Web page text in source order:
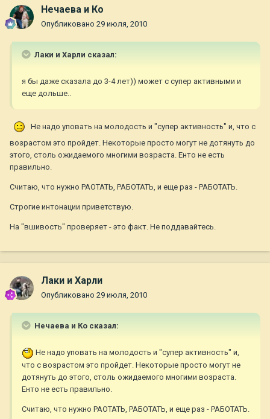
Нечаева и Ко
Опубликовано 29 июля, 2010
Лаки и Харли сказал:
я бы даже сказала до 3-4 лет)) может с супер активными и
еще дольше..
Не надо уповать на молодость и "супер активность" и, что с
возрастом это пройдет. Некоторые просто могут не дотянуть до
этого, столь ожидаемого многими возраста. Енто не есть
правильно.
Считаю, что нужно РАОТАТЬ, РАБОТАТЬ, и еще раз - РАБОТАТЬ.
Строгие интонации приветствую.
На "вшивость" проверяет - это факт. Не поддавайтесь.
Лаки и Харли
Опубликовано 29 июля, 2010
Нечаева и Ко сказал:
Не надо уповать на молодость и "супер активность" и,
что с возрастом это пройдет. Некоторые просто могут не
дотянуть до этого, столь ожидаемого многими возраста.
Енто не есть правильно.
Считаю, что нужно РАОТАТЬ, РАБОТАТЬ, и еще раз - РАБОТАТЬ.